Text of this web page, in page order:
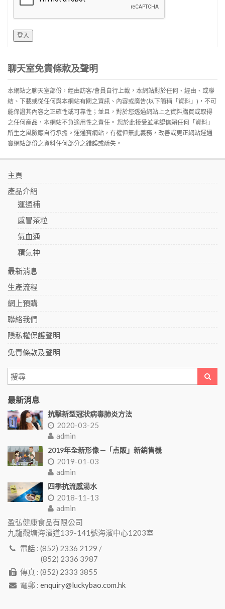
登入
聊天室免責條款及聲明
本網站之聊天室部份，經由訪客/會員自行上載，本網站對於任何、經由、或聯
結、下載或從任何與本網站有關之資訊、內容或廣告(以下簡稱「資料」)，不可
能保證其內容之正確性或可靠性；並且，對於您透過網站上之資料購買或取得
之任何産品，本網站不負適用性之責任。 您於此接受並承認信賴任何「資料」
所生之風險應自行承擔。運通寶網站，有權但無此義務，改善或更正網站運通
寶網站部份之資料任何部分之錯誤或疏失。
主頁
產品介紹
運通補
感冒茶粒
氣血通
精氣神
最新消息
生產流程
網上預購
聯絡我們
隱私權保護聲明
免責條款及聲明
最新消息
抗擊新型冠狀病毒肺炎方法
2020-03-25
admin
2019年全新形像 ─「点販」新銷售機
2019-01-03
admin
四季抗流感湯水
2018-11-13
admin
盈弘健康食品有限公司
九龍觀塘海濱道139-141號海濱中心1203室
電話 : (852) 2336 2129 /
(852) 2336 3987
傳真 : (852) 2333 3855
電郵 : enquiry@luckybao.com.hk